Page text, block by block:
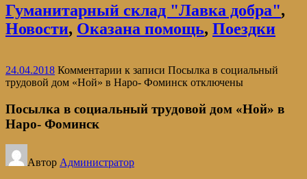
Гуманитарный склад "Лавка добра",
Новости, Оказана помощь, Поездки
24.04.2018 Комментарии к записи Посылка в социальный
трудовой дом «Ной» в Наро- Фоминск отключены
Посылка в социальный трудовой дом «Ной» в
Наро- Фоминск
Автор Администратор